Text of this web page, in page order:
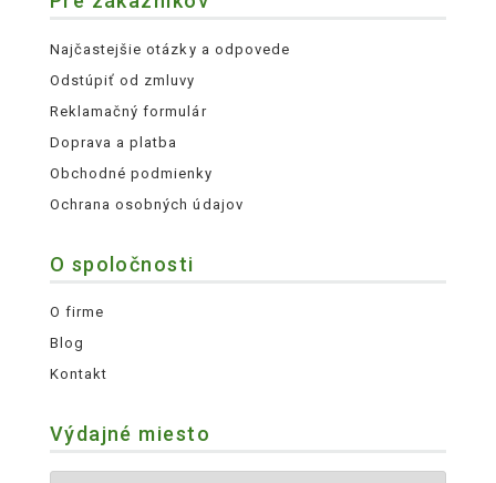
Najčastejšie otázky a odpovede
Odstúpiť od zmluvy
Reklamačný formulár
Doprava a platba
Obchodné podmienky
Ochrana osobných údajov
O spoločnosti
O firme
Blog
Kontakt
Výdajné miesto